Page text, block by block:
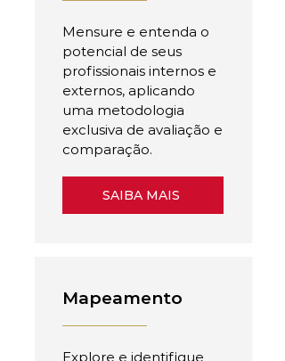
Mensure e entenda o
potencial de seus
profissionais internos e
externos, aplicando
uma metodologia
exclusiva de avaliação e
comparação.
SAIBA MAIS
Mapeamento
Explore e identifique